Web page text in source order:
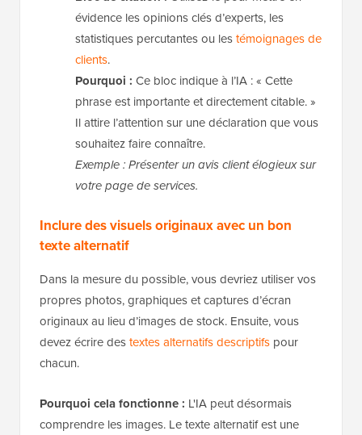
évidence les opinions clés d’experts, les
statistiques percutantes ou lestémoignages de
clients.
Pourquoi : Ce bloc indique à l’IA : « Cette
phrase est importante et directement citable. »
Il attire l’attention sur une déclaration que vous
souhaitez faire connaître.
Exemple : Présenter un avis client élogieux sur
votre page de services.
Inclure des visuels originaux avec un bon
texte alternatif
Dans la mesure du possible, vous devriez utiliser vos
propres photos, graphiques et captures d’écran
originaux au lieu d’images de stock. Ensuite, vous
devez écrire destextes alternatifs descriptifs pour
chacun.
Pourquoi cela fonctionne : L'IA peut désormais
comprendre les images. Le texte alternatif est une